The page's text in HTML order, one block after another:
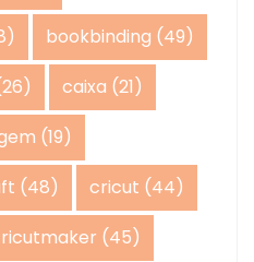
bookbinding (49)
caixa (21)
(19)
(48) cricut (44)
(45)